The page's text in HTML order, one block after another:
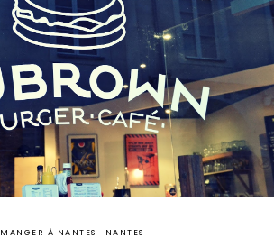
MANGER À NANTES NANTES